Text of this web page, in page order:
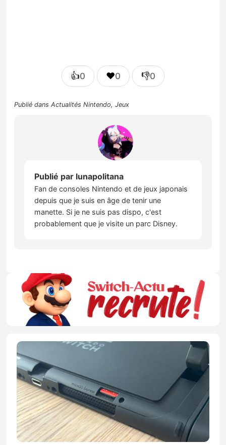
👍0 ❤️0 👎0
Publié dansActualités Nintendo,Jeux
Publié par lunapolitana
Fan de consoles Nintendo et de jeux japonais
depuis que je suis en âge de tenir une
manette. Si je ne suis pas dispo, c'est
probablement que je visite un parc Disney.